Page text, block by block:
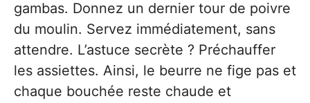
gambas. Donnez un dernier tour de poivre
du moulin. Servez immédiatement, sans
attendre. L’astuce secrète ? Préchauffer
les assiettes. Ainsi, le beurre ne fige pas et
chaque bouchée reste chaude et